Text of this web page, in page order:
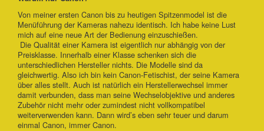
Von meiner ersten Canon bis zu heutigen Spitzenmodel ist die
Menüführung der Kameras nahezu identisch. Ich habe keine Lust
mich auf eine neue Art der Bedienung einzuschießen.
Die Qualität einer Kamera ist eigentlich nur abhängig von der
Preisklasse. Innerhalb einer Klasse schenken sich die
unterschiedlichen Hersteller nichts. Die Modelle sind da
gleichwertig. Also ich bin kein Canon-Fetischist, der seine Kamera
über alles stellt. Auch ist natürlich ein Herstellerwechsel immer
damit verbunden, dass man seine Wechselobjektive und anderes
Zubehör nicht mehr oder zumindest nicht vollkompatibel
weiterverwenden kann. Dann wird’s eben sehr teuer und darum
einmal Canon, immer Canon.